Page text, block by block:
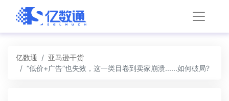
亿数通
亚马逊干货
“低价+广告”也失效，这一类目卷到卖家崩溃......如何破局?